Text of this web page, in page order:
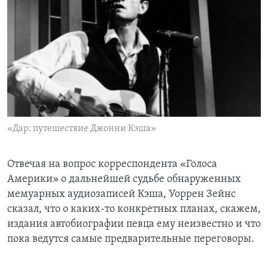
«Дар: путешествие Джонни Кэша»
Отвечая на вопрос корреспондента «Голоса
Америки» о дальнейшей судьбе обнаруженных
мемуарных аудиозаписей Кэша, Уоррен Зейнс
сказал, что о каких-то конкретных планах, скажем,
издания автобиографии певца ему неизвестно и что
пока ведутся самые предварительные переговоры.